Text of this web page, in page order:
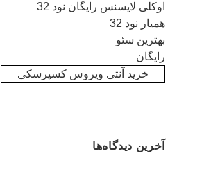
اوکلی لایسنس رایگان نود 32
همیار نود 32
بهترین سئو
رایگان
خرید آنتی ویروس کسپرسکی
آخرین دیدگاه‌ها